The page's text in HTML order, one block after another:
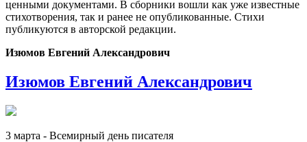
ценными документами. В сборники вошли как уже известные
стихотворения, так и ранее не опубликованные. Стихи
публикуются в авторской редакции.
Изюмов Евгений Александрович
Изюмов Евгений Александрович
3 марта - Всемирный день писателя